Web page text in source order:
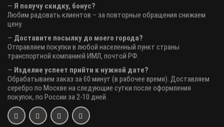
— Я получу скидку, бонус?
Любим радовать клиентов – за повторные обращения снижаем
цену.
— Доставите посылку до моего города?
Отправляем покупки в любой населенный пункт страны
транспортной компанией ИМЛ, почтой РФ.
— Изделие успеет прийти к нужной дате?
Обрабатываем заказ за 60 минут (в рабочее время). Доставляем
серебро по Москве на следующие сутки после оформления
покупок, по России за 2-10 дней.